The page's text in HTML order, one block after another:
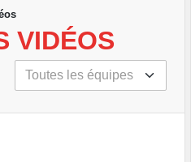
VIDÉOS